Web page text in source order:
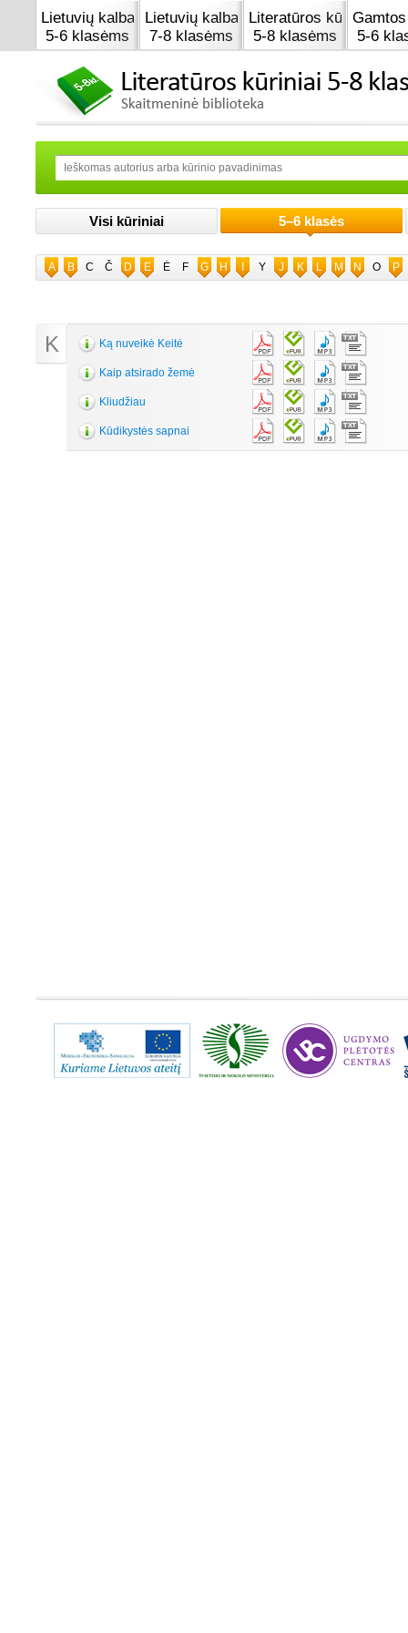
Lietuvių kalba
5-6 klasėms
Lietuvių kalba
7-8 klasėms
Literatūros kūrinai
5-8 klasėms
5-6
Visi kūriniai 5–6 klasės
A B C Č D E Ė F G H Y J K L M N O P
K Ką nuveikė Keitė
Kaip atsirado žemė
Kliudžiau
Kūdikystės sapnai